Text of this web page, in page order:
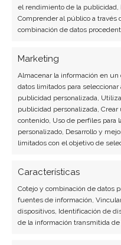
el rendimiento de la
Comprender al público a través
combinación de datos
Marketing
Almacenar la información en
datos limitados para
publicidad personalizada,
publicidad personalizada,
contenido, Uso de perfiles para
personalizado, Desarrollo y
limitados con el objetivo de
Características
Cotejo y combinación de datos
fuentes de información,
dispositivos, Identificación de
de la información transmitida de
Periodista
experiencia.
Ver